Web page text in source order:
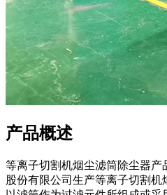
产品概述
等离子切割机烟尘滤筒除尘器
股份有限公司生产等离子切割